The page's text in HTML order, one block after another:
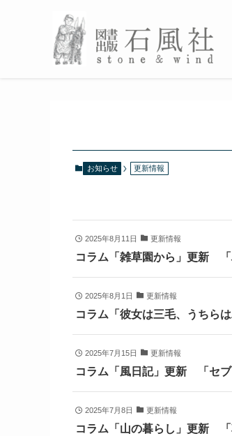
お知らせ 更新情報
2025年8月11日 更新情報
コラム「雑草園から」更新 「
2025年8月1日 更新情報
コラム「彼女は三毛、うちら
2025年7月15日 更新情報
コラム「風日記」更新 「セブ
2025年7月8日 更新情報
コラム「山の暮らし」更新 「